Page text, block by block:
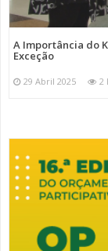
A Importância do
Exceção
29 Abril 2025 2